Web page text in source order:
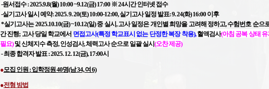
-원서접수 : 2025.9.8(월) 10:00 ~9.12(금) 17:00 ※ 24시간 인터넷 접수
-실기고사 일시 예약:2025. 9. 20(토) 10:00-12:00,실기고사 일정 발표: 9. 24(화) 16:00 이후
*실기 고사는 2025.10.10(금) ~10.12(일) 중 실시, 고사 일정은 개인별 희망을 고려해 정하고, 수험번호 순으
간 진행;고사 당일 학교에서 면접고사(특정 학교표시 없는 단정한 복장 착용), 혈액검사(아침 공복 상태 유
필요)및 신체지수 측정, 인성검사,체력고사 순으로 일괄 실시 (오찬 제공)
-최종 합격자 발표 : 2025. 12. 12(금), 17:00시
●모집 인원 : 입학정원 40명(남 34, 여 6)
●전형 방법